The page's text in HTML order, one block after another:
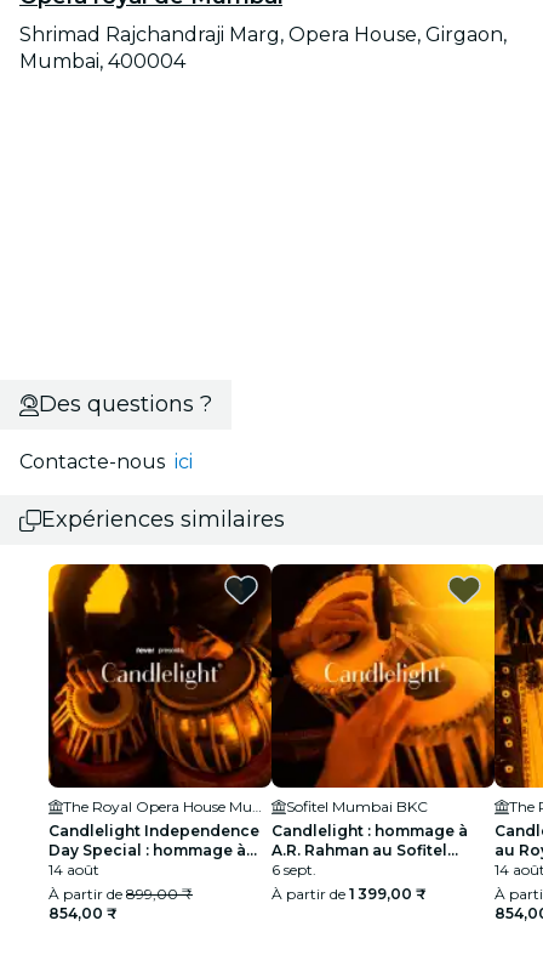
Shrimad Rajchandraji Marg, Opera House, Girgaon,
Mumbai, 400004
Des questions ?
Contacte-nous ici
Expériences similaires
The Royal Opera House Mumbai
Candlelight Independence
Day Special : hommage à
A.R. Rahman au Royal Opera
House
14 août
À partir de 899,00 ₹
854,00 ₹
Sofitel Mumbai BKC
Candlelight : hommage à
A.R. Rahman au Sofitel
Mumbai BKC
6 sept.
À partir de 1 399,00 ₹
au
14
À